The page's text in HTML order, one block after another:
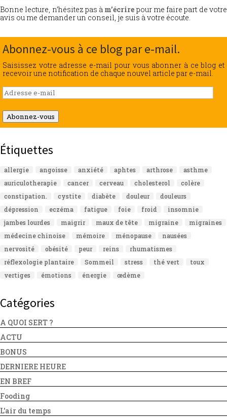
Bonne lecture, n’hésitez pas à m’écrire pour me faire part de votre
avis ou me demander un conseil, je suis à votre écoute.
Abonnez-vous à ce blog par e-mail.
Saisissez votre adresse e-mail pour vous abonner à ce blog et
recevoir une notification de chaque nouvel article par e-mail.
Adresse
e-
mail
Abonnez-vous
Étiquettes
allergie angoisse anxiété aphtes arthrose
asthme
auriculotherapie
cancer cerveau cholesterol
colère
constipation.
cystite diabète douleur
douleurs
dépression
eczéma fatigue foie froid
insomnie
jambes lourdes
maigrir maux de tête migraine
migraines
médecine chinoise
mémoire ménopause
nausées
nervosité
obésité peur reins
rhumatismes
réflexologie plantaire
Sommeil stress thé vert
toux
vertiges
émotions énergie œdème
Catégories
A QUOI SERT ?
ACTU
BONUS
DERNIERE HEURE
EN BREF
Fooding
L'air du temps